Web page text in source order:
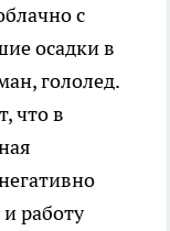
с
осадки в
гололед.
что в
работу